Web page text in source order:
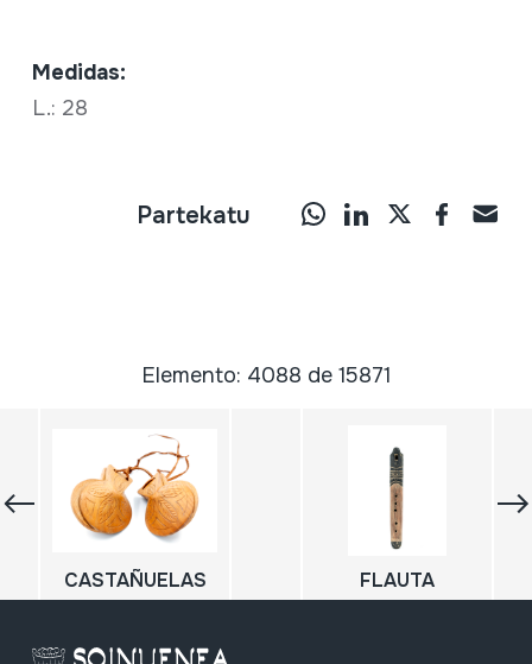
Medidas:
L.: 28
Partekatu
Elemento: 4088 de 15871
CASTAÑUELAS FLAUTA